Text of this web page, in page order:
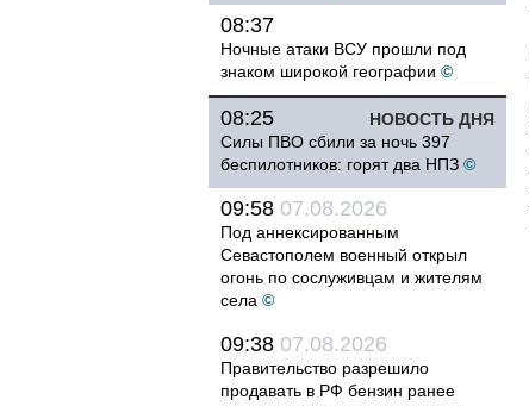
08:37
Ночные атаки ВСУ прошли под
знаком широкой географии ©
НОВОСТЬ ДНЯ
08:25
Силы ПВО сбили за ночь 397
беспилотников: горят два НПЗ ©
09:58 07.08.2026
Под аннексированным
Севастополем военный открыл
огонь по сослуживцам и жителям
села ©
09:38 07.08.2026
Правительство разрешило
продавать в РФ бензин ранее